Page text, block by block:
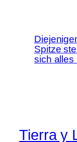
Spitze
sich alles
Tierra y